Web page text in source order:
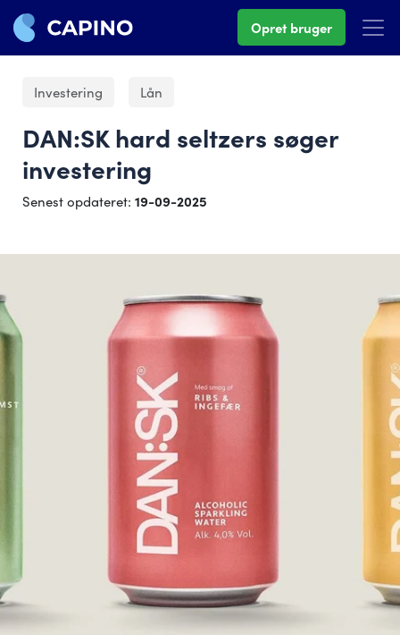
Opret bruger
Investering Lån
DAN:SK hard seltzers søger
investering
Senest opdateret: 19-09-2025